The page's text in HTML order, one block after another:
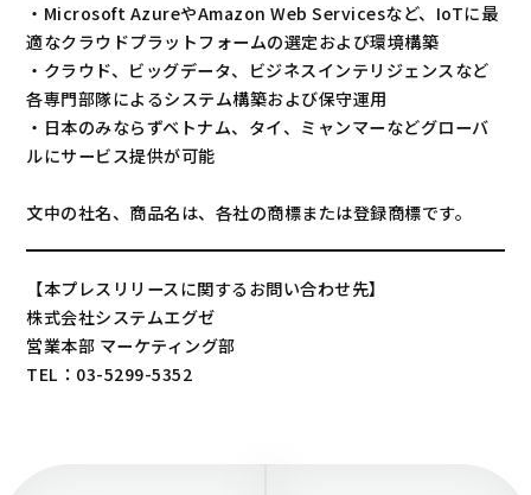
・Microsoft AzureやAmazon Web Servicesなど、IoTに最
適なクラウドプラットフォームの選定および環境構築
・クラウド、ビッグデータ、ビジネスインテリジェンスなど
各専門部隊によるシステム構築および保守運用
・日本のみならずベトナム、タイ、ミャンマーなどグローバ
ルにサービス提供が可能
文中の社名、商品名は、各社の商標または登録商標です。
【本プレスリリースに関するお問い合わせ先】
株式会社システムエグゼ
営業本部 マーケティング部
TEL：03-5299-5352